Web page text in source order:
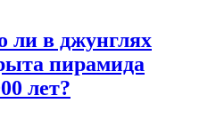
ли в джунглях
пирамида
лет?